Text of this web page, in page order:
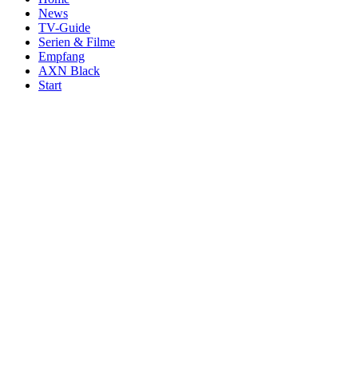
News
TV-Guide
Serien & Filme
Empfang
AXN Black
Start